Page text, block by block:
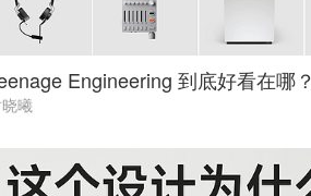
Engineering 到底好看在哪？
曦